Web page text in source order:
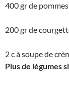
400 gr de
200 gr de
2 c à soupe de
Plus de légumes